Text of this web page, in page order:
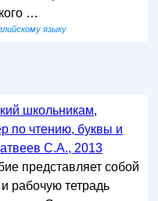
…
языку
школьникам,
по чтению, буквы и
С.А., 2013
представляет собой
рабочую тетрадь